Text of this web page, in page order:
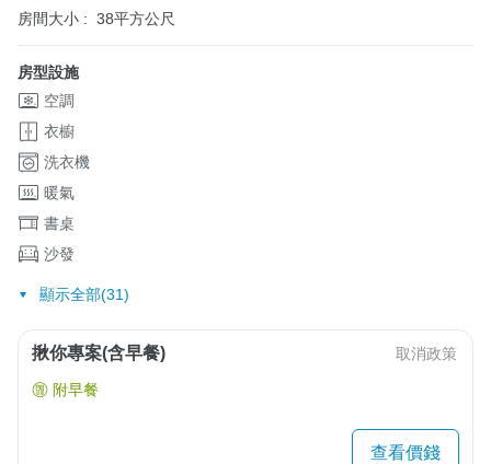
房間大小 : 38平方公尺
房型設施
空調
衣櫥
洗衣機
暖氣
書桌
沙發
顯示全部(31)
揪你專案(含早餐) 取消政策
附早餐
查看價錢